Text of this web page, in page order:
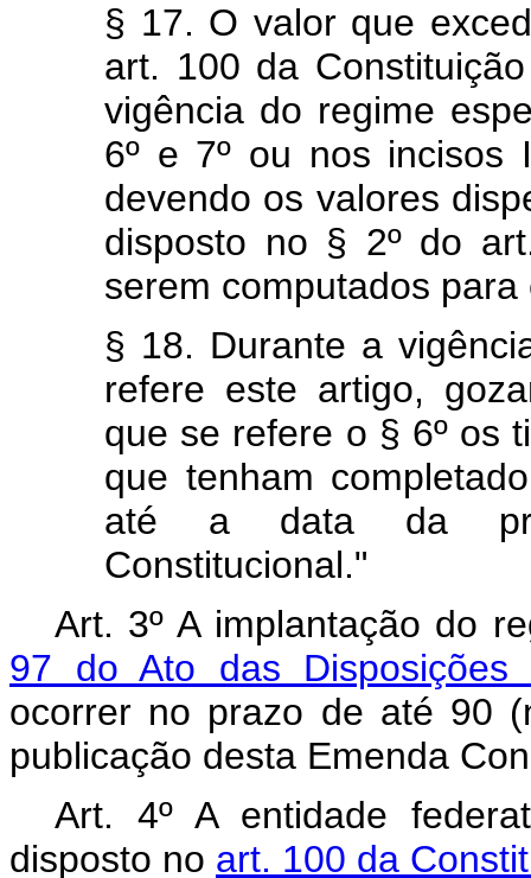
§ 17. O valor que
art. 100 da
vigência do regime
6º e 7º ou nos
devendo os valores
disposto no § 2º do
serem computados
§ 18. Durante a
refere este artigo,
que se refere o § 6º os
que tenham
até a data da
Constitucional."
Art. 3º A implantação do
97 do Ato das Disposições
ocorrer no prazo de até 90
publicação desta Emenda
Art. 4º A entidade
disposto no art. 100 da